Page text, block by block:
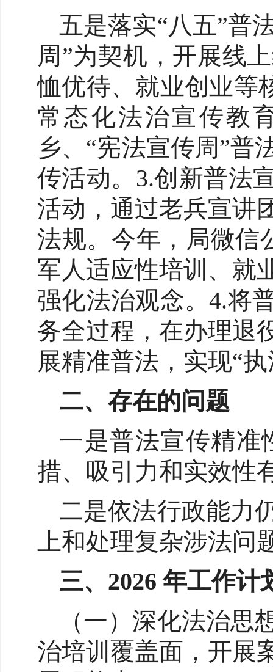
五是落实“八五”普
周”为契机，开展线
恤优待、就业创业等
常态化法治宣传教
乡、“宪法宣传周”普
传活动。3.创新普法
活动，通过老兵宣讲
法规。今年，局微信
军人适应性培训、就
强化法治观念。4.将
务全过程，在办理退
展精准普法，实现“
二、存在的问题
一是普法宣传精准
措、吸引力和实效性
二是依法行政能力
上和处理复杂涉法问
三、2026 年工作计
（一）深化法治
治培训覆盖面，开展